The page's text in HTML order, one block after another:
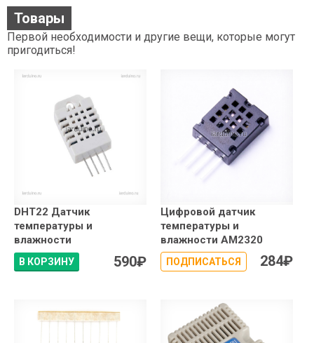
Товары
Первой необходимости и другие вещи, которые могут
пригодиться!
DHT22 Датчик
температуры и
влажности
В КОРЗИНУ 590₽
Цифровой датчик
температуры и
влажности AM2320
ПОДПИСАТЬСЯ 284₽